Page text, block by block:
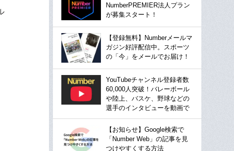
NumberPREMIER法人プラン
が募集スタート！
【登録無料】Numberメールマ
ガジン好評配信中。スポーツ
の「今」をメールでお届け！
YouTubeチャンネル登録者数
60,000人突破！バレーボール
や陸上、バスケ、野球などの
選手のインタビューを動画で
【お知らせ】Google検索で
「Number Web」の記事を見
つけやすくする方法